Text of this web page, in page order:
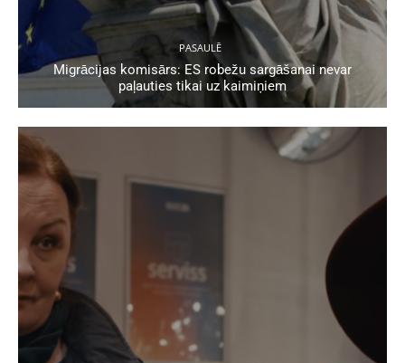
PASAULĒ
Migrācijas komisārs: ES robežu sargāšanai nevar
paļauties tikai uz kaimiņiem